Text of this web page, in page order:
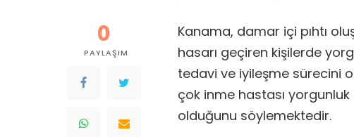
0
PAYLAŞIM
Kanama, damar içi pıhtı
hasarı geçiren kişilerde
tedavi ve iyileşme sürecini
çok inme hastası yorgunluk
olduğunu söylemektedir.